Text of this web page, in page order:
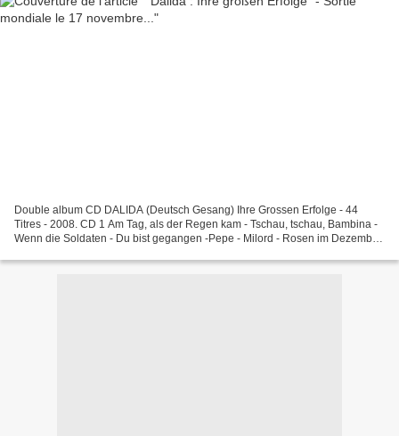
Double album CD DALIDA (Deutsch Gesang) Ihre Grossen Erfolge - 44
Titres - 2008. CD 1 Am Tag, als der Regen kam - Tschau, tschau, Bambina -
Wenn die Soldaten - Du bist gegangen -Pepe - Milord - Rosen im Dezember